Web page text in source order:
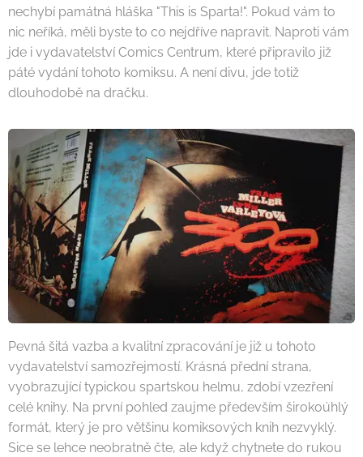
nechybí památná hláška "This is Sparta!". Pokud vám to
nic neříká, měli byste to co nejdříve napravit. Naproti vám
jde i vydavatelství Comics Centrum, které připravilo již
páté vydání tohoto komiksu. A není divu, jde totiž
dlouhodobě na dračku.
Pevná šitá vazba a kvalitní zpracování je již u tohoto
vydavatelství samozřejmostí. Krásná přední strana,
vyobrazující typickou spartskou helmu, zdobí vzezření
celé knihy. Na první pohled zaujme především širokoúhlý
formát, který je pro většinu komiksových knih nezvyklý.
Sice se lehce neobratně čte, ale když chytnete do rukou